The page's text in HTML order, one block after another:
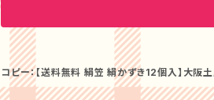
ったおもてなしをお届けする和菓子です。
えて素敵な時間をお過ごしください。 ### 【安心して楽しめる！】 厳選された原材料から作られたこの
「絹笠 茶の友」は、どなたでも安心して
菓子としても、特別な日にの贈り物としても、ぜひご利用ください
総裁賞」を受賞し、 代表銘菓「栗ほろり」
回 全国菓子大博覧会で「名誉総裁賞」を受賞いたしました。 ### 商品
りな「絹笠 茶の友」は、全国菓子大博覧
材を使用し、職人が一つひとつ丹精込め
徴。特別のお茶うけとしても、おもてなしの席にもふさわしい
コピー：【送料無料 絹笠 絹かずき12個入】大
老舗の味 和菓子 ～ギフト・手土産・御祝・内祝